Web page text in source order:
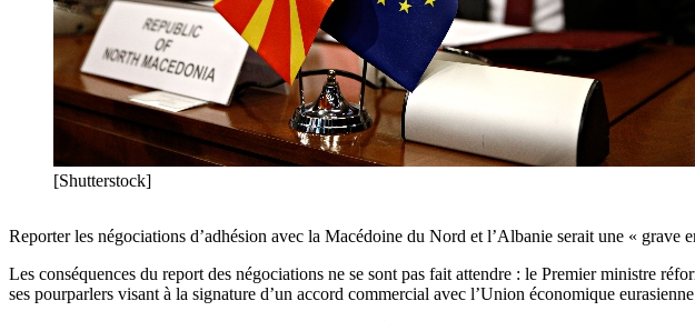
[Shutterstock]
Reporter les négociations d’adhésion avec la Macédoine du Nord et l’Albanie serait une « grave
Les conséquences du report des négociations ne se sont pas fait attendre : le Premier ministre
ses pourparlers visant à la signature d’un accord commercial avec l’Union économique